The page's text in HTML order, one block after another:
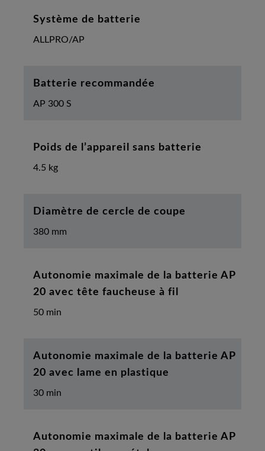
Système de batterie
ALLPRO/AP
Batterie recommandée
AP 300 S
Poids de l’appareil sans batterie
4.5 kg
Diamètre de cercle de coupe
380 mm
Autonomie maximale de la batterie AP
20 avec tête faucheuse à fil
50 min
Autonomie maximale de la batterie AP
20 avec lame en plastique
30 min
Autonomie maximale de la batterie AP